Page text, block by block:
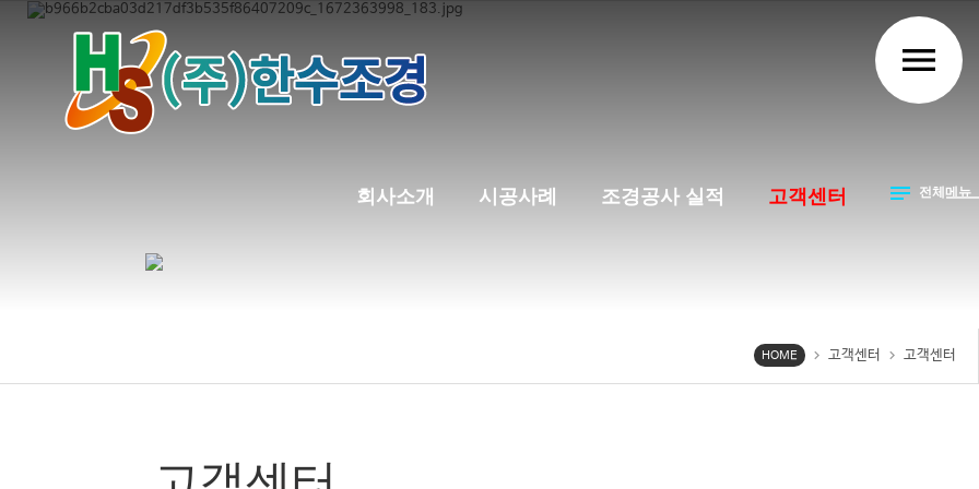
회사소개 시공사례 조경공사 실적 고객센터 notes 전체메뉴
menu
고객센터
HOME chevron_right 고객센터 chevron_right 고객센터